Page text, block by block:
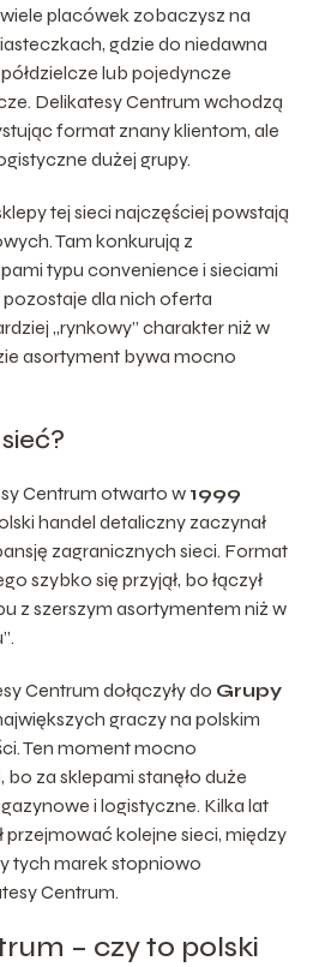
placówek zobaczysz na
gdzie do niedawna
lub pojedyncze
Delikatesy Centrum wchodzą
format znany klientom, ale
dużej grupy.
tej sieci najczęściej powstają
Tam konkurują z
typu convenience i sieciami
pozostaje dla nich oferta
„rynkowy” charakter niż w
asortyment bywa mocno
Centrum otwarto w 1999
handel detaliczny zaczynał
zagranicznych sieci. Format
szybko się przyjął, bo łączył
z szerszym asortymentem niż w
Centrum dołączyły do Grupy
graczy na polskim
Ten moment mocno
bo za sklepami stanęło duże
i logistyczne. Kilka lat
przejmować kolejne sieci, między
tych marek stopniowo
Centrum.
– czy to polski